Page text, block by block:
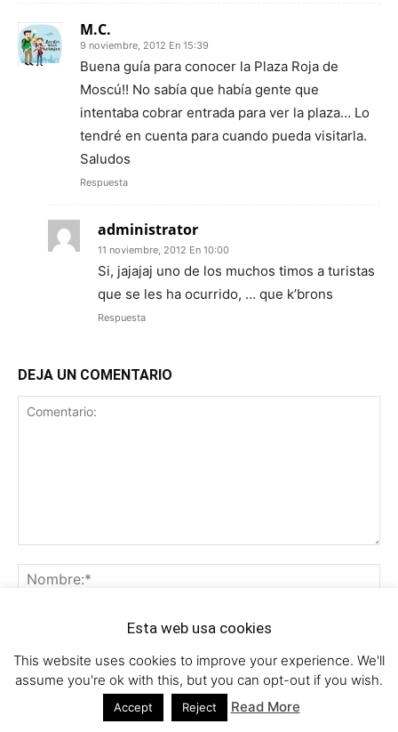
M.C.
9 noviembre, 2012 En 15:39
Buena guía para conocer la Plaza Roja de
Moscú!! No sabía que había gente que
intentaba cobrar entrada para ver la plaza… Lo
tendré en cuenta para cuando pueda visitarla.
Saludos
Respuesta
administrator
11 noviembre, 2012 En 10:00
Si, jajajaj uno de los muchos timos a turistas
que se les ha ocurrido, … que k’brons
Respuesta
DEJA UN COMENTARIO
Guardar mi nombre, correo electrónico y sitio web en este
Esta web usa cookies
This website uses cookies to improve your experience. We'll
assume you're ok with this, but you can opt-out if you wish.
Accept Reject Read More